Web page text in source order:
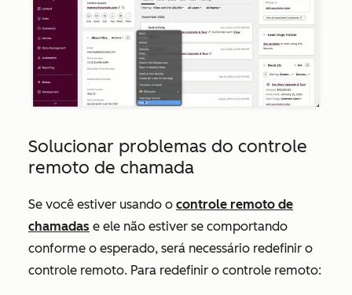
Solucionar problemas do controle
remoto de chamada
Se você estiver usando o controle remoto de
chamadas e ele não estiver se comportando
conforme o esperado, será necessário redefinir o
controle remoto. Para redefinir o controle remoto: